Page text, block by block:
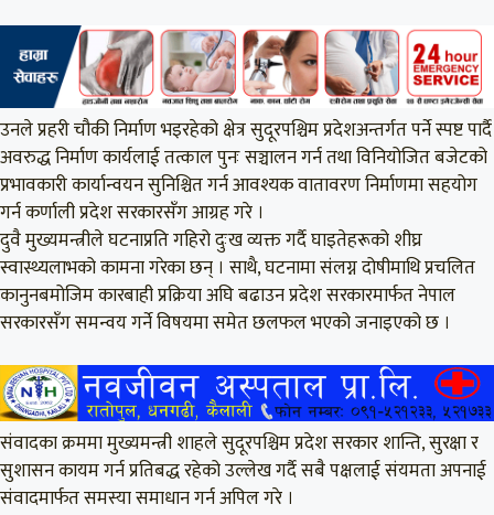
उनले प्रहरी चौकी निर्माण भइरहेको क्षेत्र सुदूरपश्चिम प्रदेशअन्तर्गत पर्ने स्पष्ट पार्दै
अवरुद्ध निर्माण कार्यलाई तत्काल पुनः सञ्चालन गर्न तथा विनियोजित बजेटको
प्रभावकारी कार्यान्वयन सुनिश्चित गर्न आवश्यक वातावरण निर्माणमा सहयोग
गर्न कर्णाली प्रदेश सरकारसँग आग्रह गरे ।
दुवै मुख्यमन्त्रीले घटनाप्रति गहिरो दुःख व्यक्त गर्दै घाइतेहरूको शीघ्र
स्वास्थ्यलाभको कामना गरेका छन् । साथै, घटनामा संलग्न दोषीमाथि प्रचलित
कानुनबमोजिम कारबाही प्रक्रिया अघि बढाउन प्रदेश सरकारमार्फत नेपाल
सरकारसँग समन्वय गर्ने विषयमा समेत छलफल भएको जनाइएको छ ।
संवादका क्रममा मुख्यमन्त्री शाहले सुदूरपश्चिम प्रदेश सरकार शान्ति, सुरक्षा र
सुशासन कायम गर्न प्रतिबद्ध रहेको उल्लेख गर्दै सबै पक्षलाई संयमता अपनाई
संवादमार्फत समस्या समाधान गर्न अपिल गरे ।